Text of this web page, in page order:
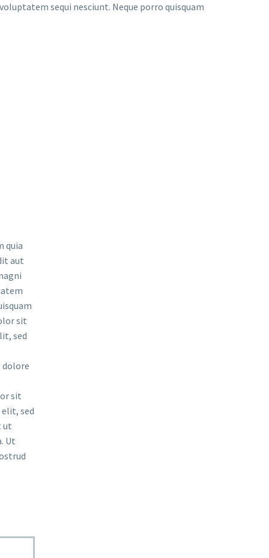
sequi nesciunt. Neque porro quisquam
quia
aut
sit
sed
sit
sed
ut
Ut